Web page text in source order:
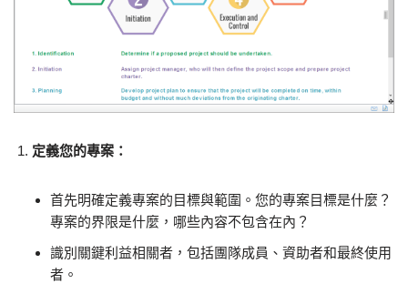
定義您的專案：
首先明確定義專案的目標與範圍。您的專案目標是什麼？
專案的界限是什麼，哪些內容不包含在內？
識別關鍵利益相關者，包括團隊成員、資助者和最終使用
者。